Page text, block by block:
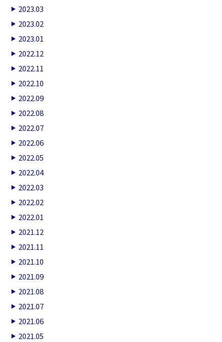
2023.03
2023.02
2023.01
2022.12
2022.11
2022.10
2022.09
2022.08
2022.07
2022.06
2022.05
2022.04
2022.03
2022.02
2022.01
2021.12
2021.11
2021.10
2021.09
2021.08
2021.07
2021.06
2021.05